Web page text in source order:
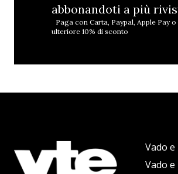
abbonandoti a più
Paga con Carta, Paypal, Apple Pay
ulteriore 10% di sconto
Vado
Vado